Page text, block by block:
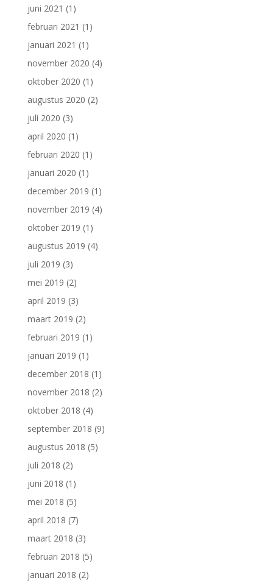
juni 2021 (1)
februari 2021 (1)
januari 2021 (1)
november 2020 (4)
oktober 2020 (1)
augustus 2020 (2)
juli 2020 (3)
april 2020 (1)
februari 2020 (1)
januari 2020 (1)
december 2019 (1)
november 2019 (4)
oktober 2019 (1)
augustus 2019 (4)
juli 2019 (3)
mei 2019 (2)
april 2019 (3)
maart 2019 (2)
februari 2019 (1)
januari 2019 (1)
december 2018 (1)
november 2018 (2)
oktober 2018 (4)
september 2018 (9)
augustus 2018 (5)
juli 2018 (2)
juni 2018 (1)
mei 2018 (5)
april 2018 (7)
maart 2018 (3)
februari 2018 (5)
januari 2018 (2)